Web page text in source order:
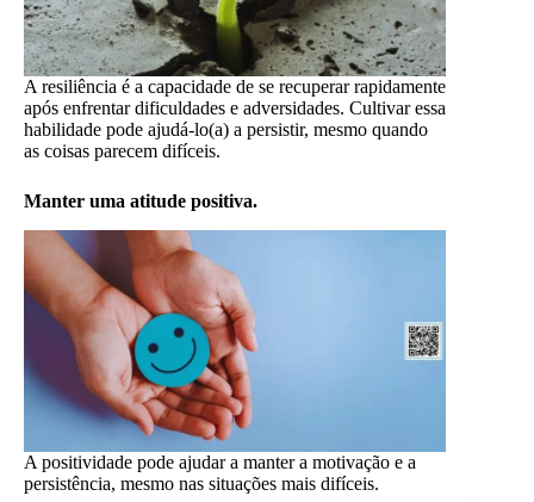
A resiliência é a capacidade de se recuperar rapidamente
após enfrentar dificuldades e adversidades. Cultivar essa
habilidade pode ajudá-lo(a) a persistir, mesmo quando
as coisas parecem difíceis.
Manter uma atitude positiva.
A positividade pode ajudar a manter a motivação e a
persistência, mesmo nas situações mais difíceis.